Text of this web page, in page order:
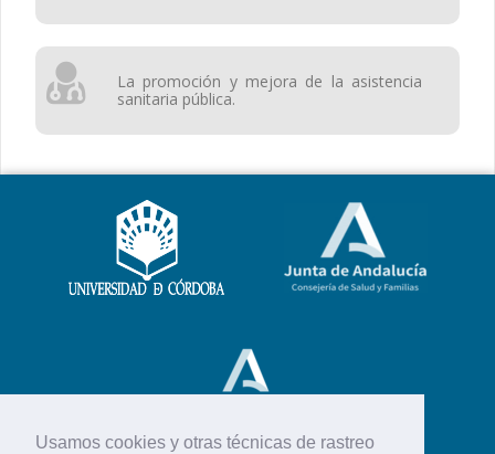
Usamos cookies y otras técnicas de rastreo
La promoción y mejora de la asistencia
sanitaria pública.